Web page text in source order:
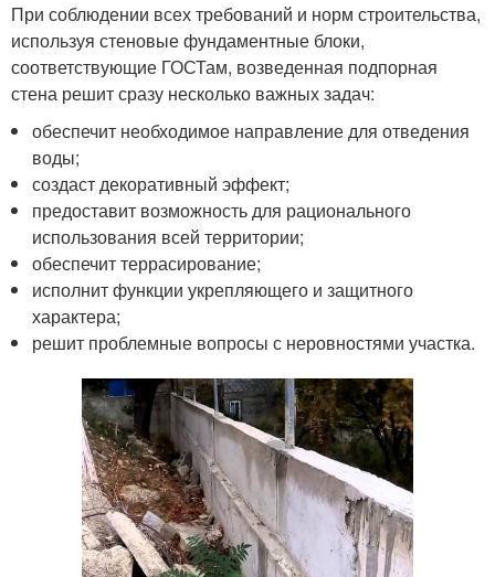
При соблюдении всех требований и норм строительства,
используя стеновые фундаментные блоки,
соответствующие ГОСТам, возведенная подпорная
стена решит сразу несколько важных задач:
обеспечит необходимое направление для отведения
воды;
создаст декоративный эффект;
предоставит возможность для рационального
использования всей территории;
обеспечит террасирование;
исполнит функции укрепляющего и защитного
характера;
решит проблемные вопросы с неровностями участка.